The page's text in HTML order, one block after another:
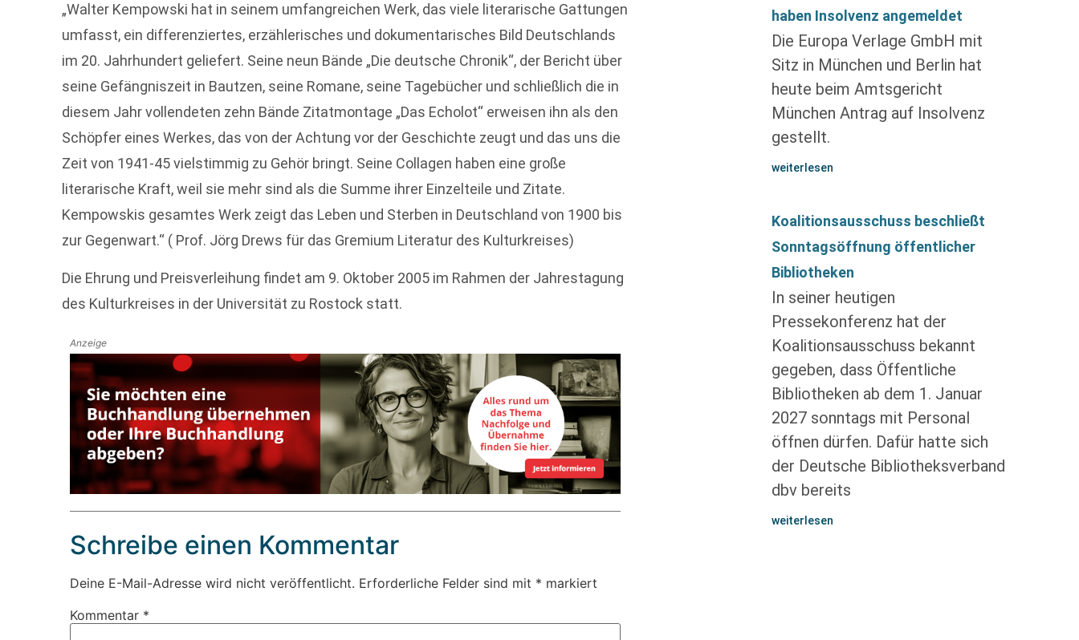
„Walter Kempowski hat in seinem umfangreichen Werk, das viele literarische Gattungen
umfasst, ein differenziertes, erzählerisches und dokumentarisches Bild Deutschlands
im 20. Jahrhundert geliefert. Seine neun Bände „Die deutsche Chronik“, der Bericht über
seine Gefängniszeit in Bautzen, seine Romane, seine Tagebücher und schließlich die in
diesem Jahr vollendeten zehn Bände Zitatmontage „Das Echolot“ erweisen ihn als den
Schöpfer eines Werkes, das von der Achtung vor der Geschichte zeugt und das uns die
Zeit von 1941-45 vielstimmig zu Gehör bringt. Seine Collagen haben eine große
literarische Kraft, weil sie mehr sind als die Summe ihrer Einzelteile und Zitate.
Kempowskis gesamtes Werk zeigt das Leben und Sterben in Deutschland von 1900 bis
zur Gegenwart.“ ( Prof. Jörg Drews für das Gremium Literatur des Kulturkreises)
Die Ehrung und Preisverleihung findet am 9. Oktober 2005 im Rahmen der Jahrestagung
des Kulturkreises in der Universität zu Rostock statt.
Anzeige
Schreibe einen Kommentar
Deine E-Mail-Adresse wird nicht veröffentlicht. Erforderliche Felder sind mit * markiert
Kommentar *
haben Insolvenz angemeldet
Die Europa Verlage GmbH mit
Sitz in München und Berlin hat
heute beim Amtsgericht
München Antrag auf Insolvenz
gestellt.
weiterlesen
Koalitionsausschuss beschließt
Sonntagsöffnung öffentlicher
Bibliotheken
In seiner heutigen
Pressekonferenz hat der
Koalitionsausschuss bekannt
gegeben, dass Öffentliche
Bibliotheken ab dem 1. Januar
2027 sonntags mit Personal
öffnen dürfen. Dafür hatte sich
der Deutsche Bibliotheksverband
dbv bereits
weiterlesen